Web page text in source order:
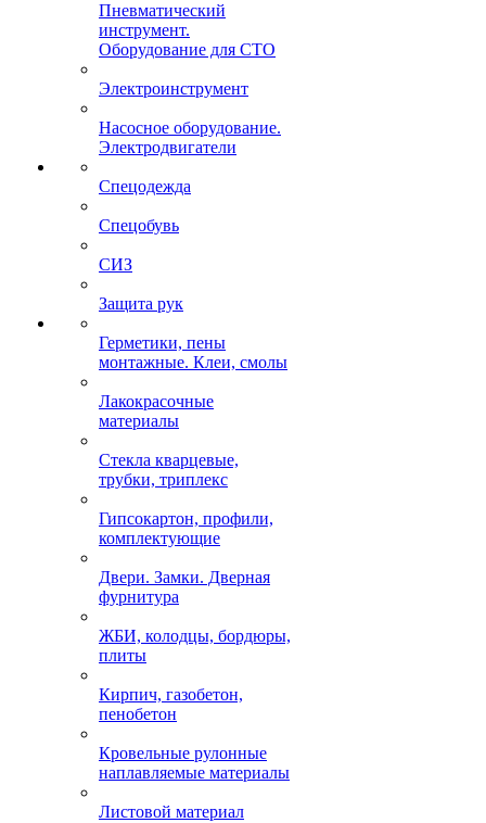
Пневматический
инструмент.
Оборудование для СТО
Электроинструмент
Насосное оборудование.
Электродвигатели
Спецодежда
Спецобувь
СИЗ
Защита рук
Герметики, пены
монтажные. Клеи, смолы
Лакокрасочные
материалы
Стекла кварцевые,
трубки, триплекс
Гипсокартон, профили,
комплектующие
Двери. Замки. Дверная
фурнитура
ЖБИ, колодцы, бордюры,
плиты
Кирпич, газобетон,
пенобетон
Кровельные рулонные
наплавляемые материалы
Листовой материал